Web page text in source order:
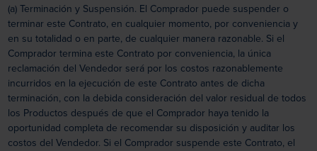
(a) Terminación y Suspensión. El Comprador puede suspender o
terminar este Contrato, en cualquier momento, por conveniencia y
en su totalidad o en parte, de cualquier manera razonable. Si el
Comprador termina este Contrato por conveniencia, la única
reclamación del Vendedor será por los costos razonablemente
incurridos en la ejecución de este Contrato antes de dicha
terminación, con la debida consideración del valor residual de todos
los Productos después de que el Comprador haya tenido la
oportunidad completa de recomendar su disposición y auditar los
costos del Vendedor. Si el Comprador suspende este Contrato, el